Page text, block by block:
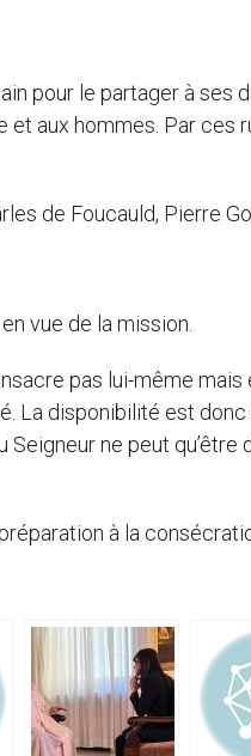
pour le partager à ses
et aux hommes. Par
de Foucauld, Pierre
vue de la mission.
pas lui-même mais
La disponibilité est
Seigneur ne peut
à la